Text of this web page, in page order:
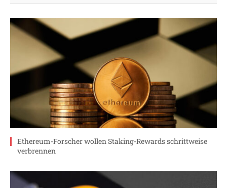
Ethereum-Forscher wollen Staking-Rewards schrittweise
verbrennen